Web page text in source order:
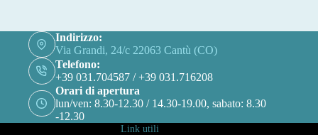
Indirizzo:
Via Grandi, 24/c 22063 Cantù (CO)
Telefono:
+39 031.704587 / +39 031.716208
Orari di apertura
lun/ven: 8.30-12.30 / 14.30-19.00, sabato: 8.30
-12.30
Link utili